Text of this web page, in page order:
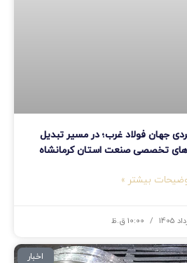
جهان فولاد غرب؛ در مسیر تبدیل
تخصصی صنعت استان کرمانشاه
بیشتر »
10:00 ق.ظ
اخبار